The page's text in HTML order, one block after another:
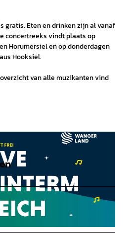
gratis. Eten en drinken zijn al vanaf
concertreeks vindt plaats op
Horumersiel en op donderdagen
Hooksiel.
van alle muzikanten vind
SA